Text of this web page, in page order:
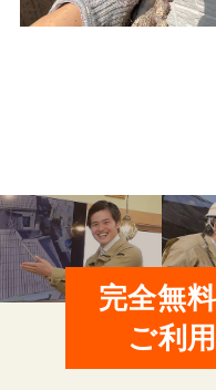
完全無
ご利